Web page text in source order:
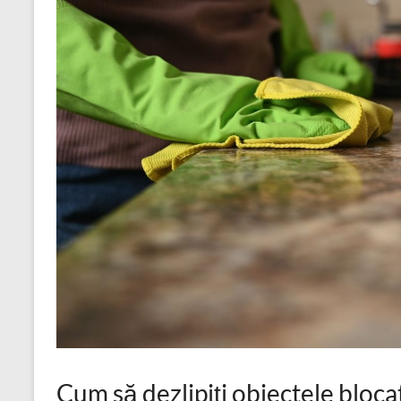
Cum să dezlipiți obiectele